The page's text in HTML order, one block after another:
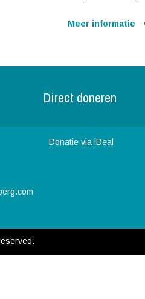
Meer informatie
Direct doneren
Donatie via iDeal